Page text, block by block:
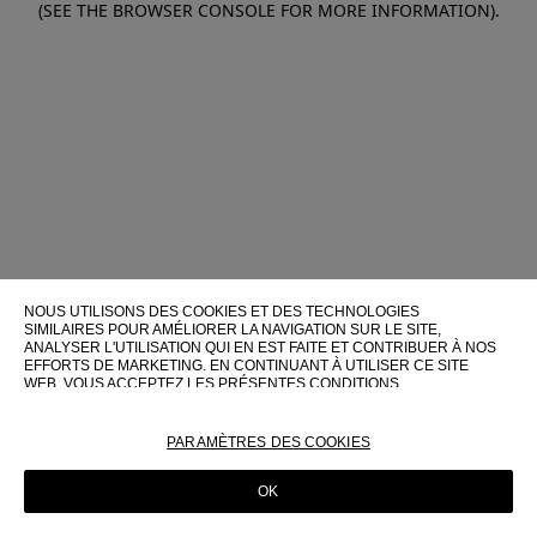
(SEE THE BROWSER CONSOLE FOR MORE INFORMATION).
NOUS UTILISONS DES COOKIES ET DES TECHNOLOGIES
SIMILAIRES POUR AMÉLIORER LA NAVIGATION SUR LE SITE,
ANALYSER L'UTILISATION QUI EN EST FAITE ET CONTRIBUER À NOS
EFFORTS DE MARKETING. EN CONTINUANT À UTILISER CE SITE
WEB, VOUS ACCEPTEZ LES PRÉSENTES CONDITIONS
POUR PLUS D'INFORMATIONS SUR CES TECHNOLOGIES ET LEUR
POLITIQUE EN MATIÈRE DE COOKIES
PARAMÈTRES DES COOKIES
OK